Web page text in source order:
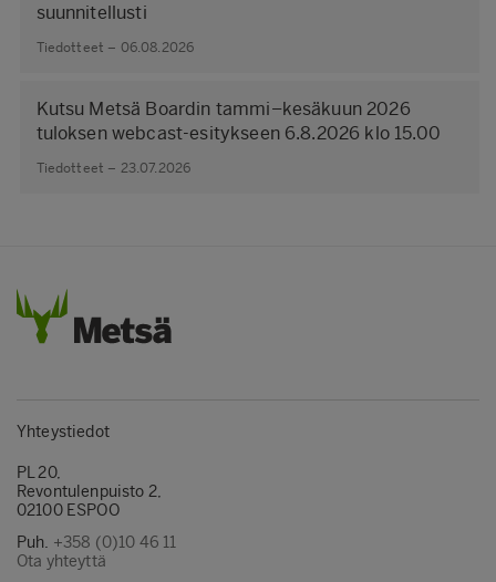
suunnitellusti
Tiedotteet – 06.08.2026
Kutsu Metsä Boardin tammi–kesäkuun 2026
tuloksen webcast-esitykseen 6.8.2026 klo 15.00
Tiedotteet – 23.07.2026
Yhteystiedot
PL 20,
Revontulenpuisto 2,
02100 ESPOO
Puh. +358 (0)10 46 11
Ota yhteyttä